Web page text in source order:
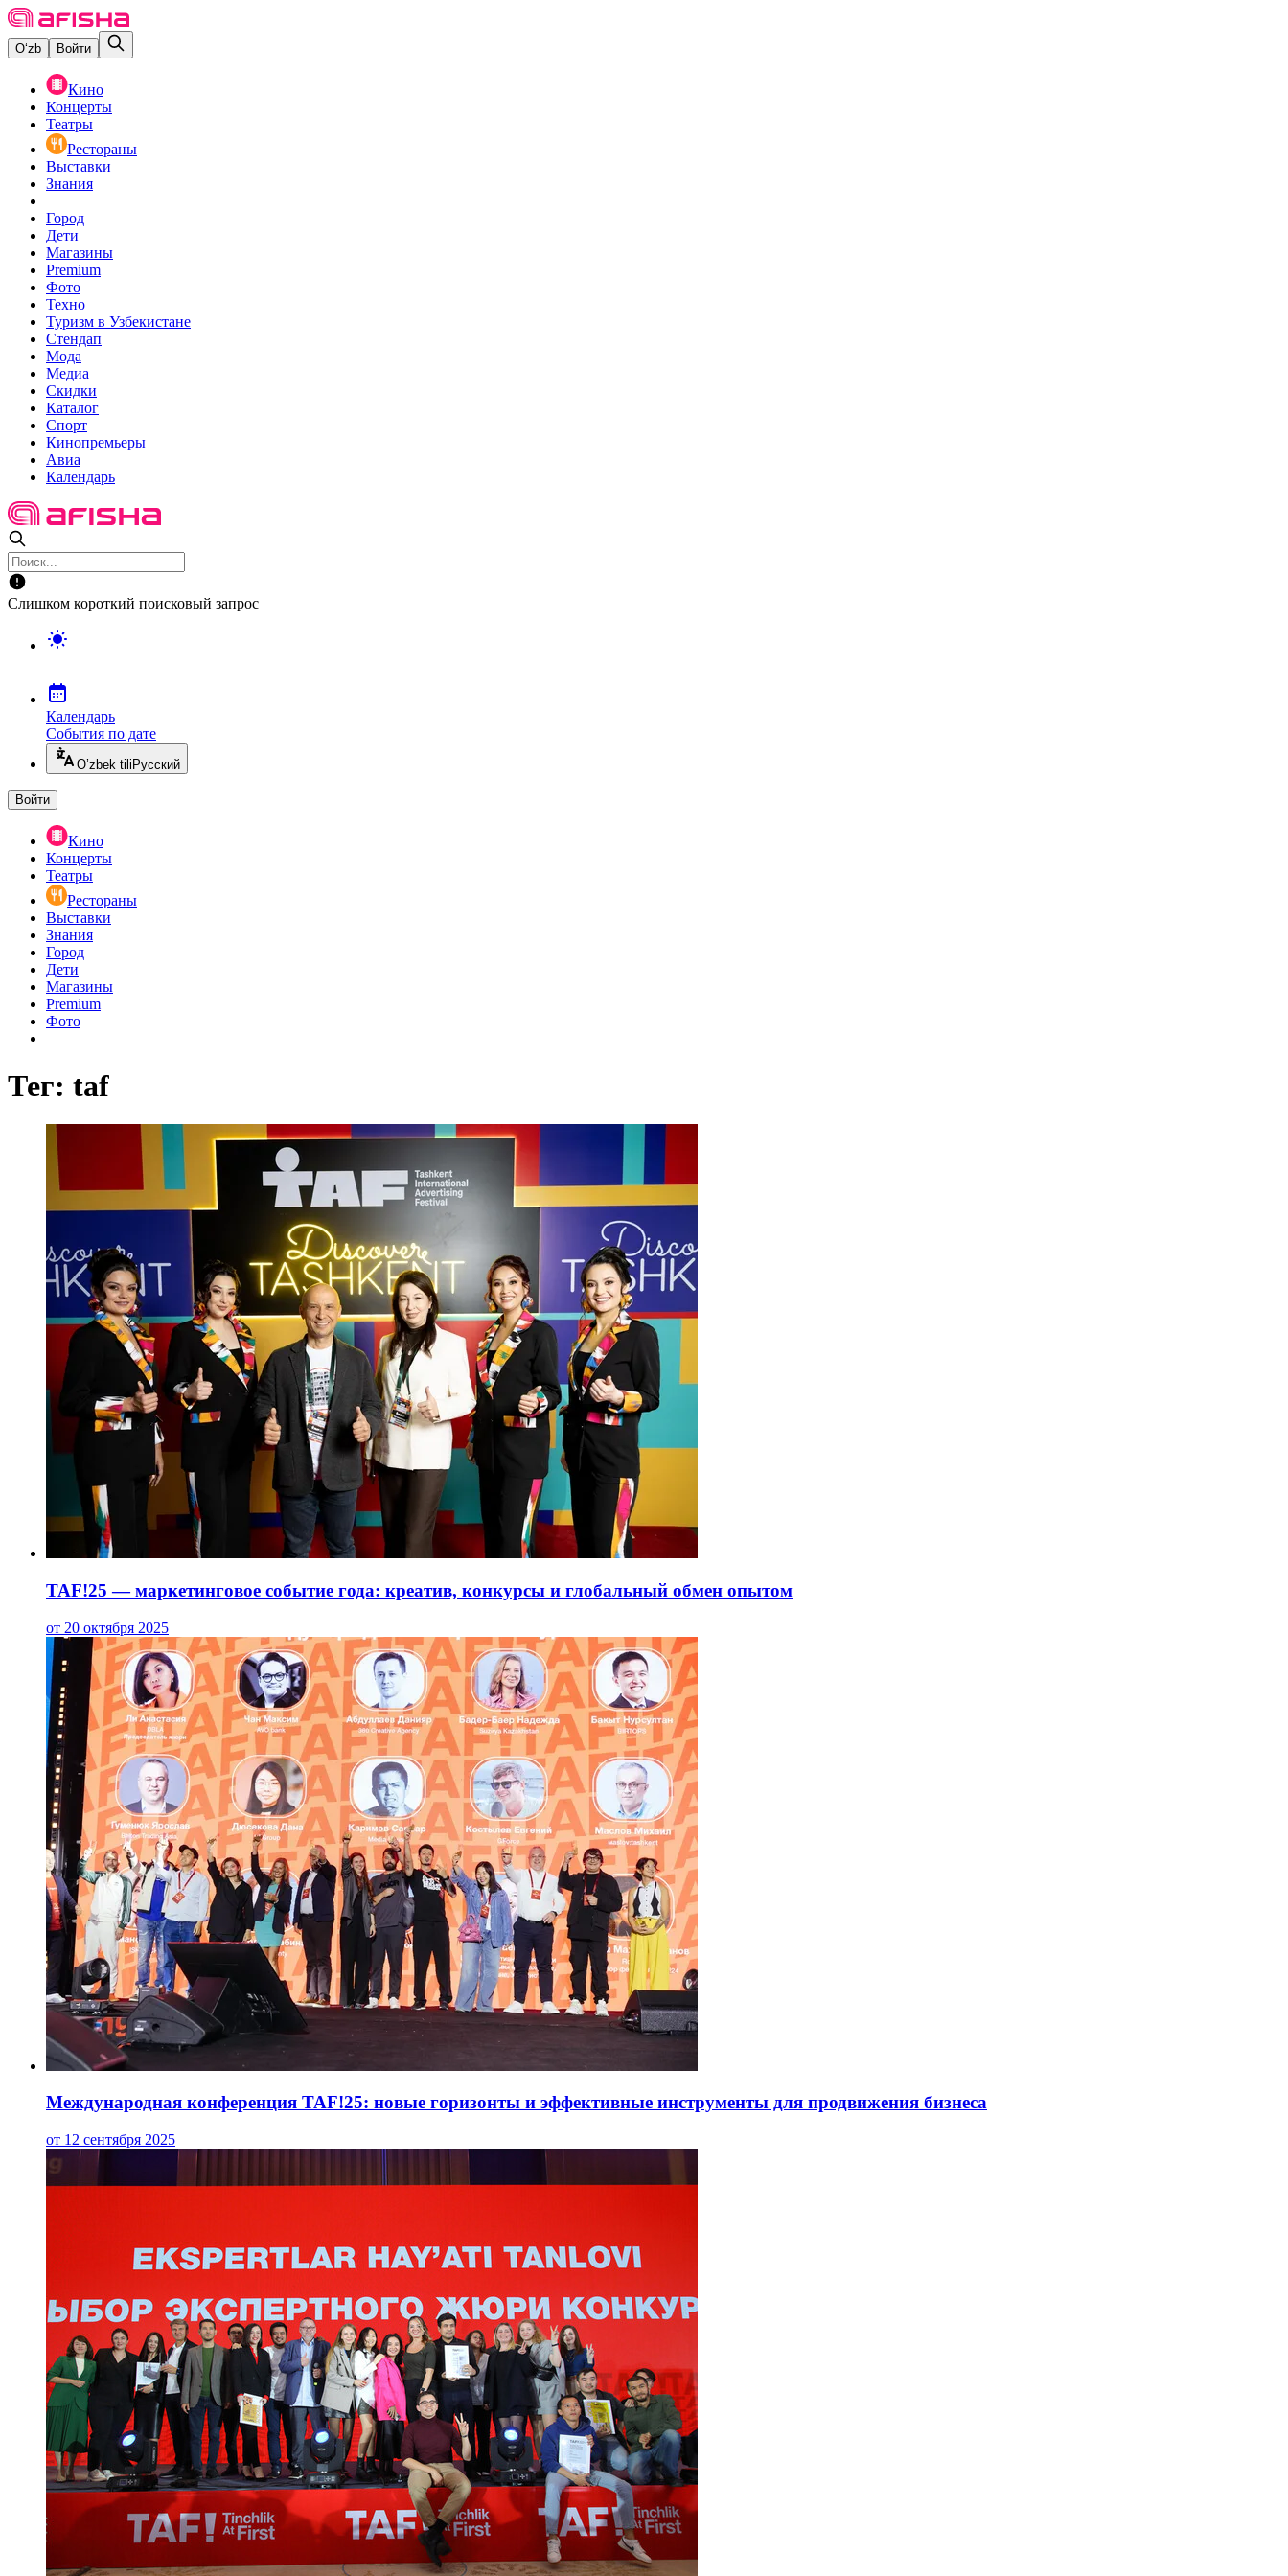
O‘zb Войти
Кино
Концерты
Театры
Рестораны
Выставки
Знания
Город
Дети
Магазины
Premium
Фото
Техно
Туризм в Узбекистане
Стендап
Мода
Медиа
Скидки
Каталог
Спорт
Кинопремьеры
Авиа
Календарь
Слишком короткий поисковый запрос
Календарь
События по дате
O’zbek tili Русский
Войти
Кино
Концерты
Театры
Рестораны
Выставки
Знания
Город
Дети
Магазины
Premium
Фото
Тег: taf
TAF!25 — маркетинговое событие года: креатив, конкурсы и глобальный обмен опытом
от 20 октября 2025
Международная конференция TAF!25: новые горизонты и эффективные инструменты для продвижения бизнеса
от 12 сентября 2025